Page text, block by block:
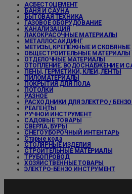
АСБЕСТОЦЕМЕНТ
БАНЯ И САУНА
БЫТОВАЯ ТЕХНИКА
ГАЗОВОЕ ОБОРУДОВАНИЕ
КАНАЛИЗАЦИЯ
ЛАКОКРАСОЧНЫЕ МАТЕРИАЛЫ
МЕТАЛЛОСАЙДИНГ
МЕТИЗЫ, КРЕПЕЖНЫЕ И СКОБЯНЫЕ
ОБЩЕСТРОИТЕЛЬНЫЕ МАТЕРИАЛЫ
ОТДЕЛОЧНЫЕ МАТЕРИАЛЫ
ОТОПЛЕНИЕ, ВОДОСНАБЖЕНИЕ И
ПЕНЫ, ГЕРМЕТИКИ, КЛЕИ, ЛЕНТЫ
ПИЛОМАТЕРИАЛЫ
ПОКРЫТИЯ ДЛЯ ПОЛА
ПОТОЛКИ
РАЗНОЕ
РАСХОДНИКИ ДЛЯ ЭЛЕКТРО /
РЕАГЕНТЫ
РУЧНОЙ ИНСТРУМЕНТ
САДОВЫЕ ТОВАРЫ
СВЕРЛА, БУРЫ
СНЕГОУБОРОЧНЫЙ ИНТЕНТАРЬ
Старые кода
СТОЛЯРНЫЕ ИЗДЕЛИЯ
СТРОИТЕЛЬНЫЕ МАТЕРИАЛЫ
ТРУБОПРОВОД
ХОЗЯЙСТВЕННЫЕ ТОВАРЫ
ЭЛЕКТРО-БЕНЗО ИНСТРУМЕНТ